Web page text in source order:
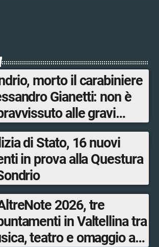
morto il carabiniere
Gianetti: non è
alle gravi
di Stato, 16 nuovi
in prova alla Questura
2026, tre
in Valtellina tra
teatro e omaggio a